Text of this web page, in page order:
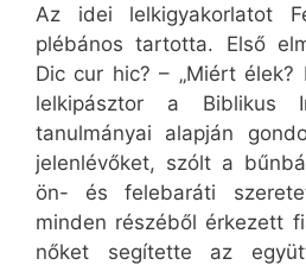
Az idei lelkigyakorlatot
plébános tartotta. Első
Dic cur hic? – „Miért élek?
lelkipásztor a Biblikus
tanulmányai alapján
jelenlévőket, szólt a
ön- és felebaráti
minden részéből érkezett
nőket segítette az